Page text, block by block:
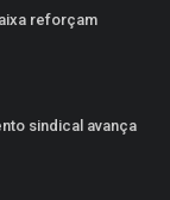
reforçam
sindical avança